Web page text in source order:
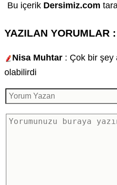
Bu içerik Dersimiz.com
YAZILAN YORUMLAR :
Nisa Muhtar: Çok bir şey
olabilirdi